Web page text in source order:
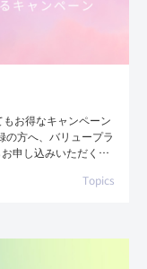
お得なキャンペーン
の方へ、バリュープラ
申し込みいただく
Topics